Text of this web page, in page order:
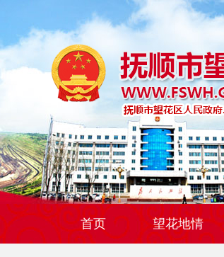
首页 望花地情